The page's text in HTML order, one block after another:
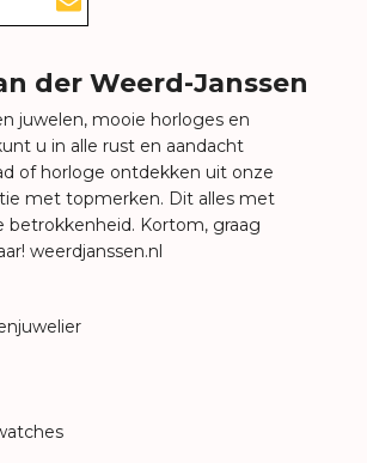
der Weerd-Janssen
juwelen, mooie horloges en
u in alle rust en aandacht
of horloge ontdekken uit onze
met topmerken. Dit alles met
betrokkenheid. Kortom, graag
weerdjanssen.nl